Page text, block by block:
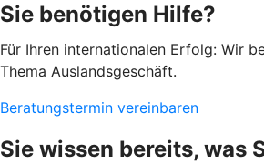
Sie benötigen Hilfe?
Für Ihren internationalen Erfolg: Wir
Thema Auslandsgeschäft.
Beratungstermin vereinbaren
Sie wissen bereits, was